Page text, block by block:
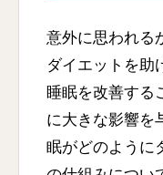
意外に思われる
ダイエットを助
睡眠を改善する
に大きな影響を
眠がどのように